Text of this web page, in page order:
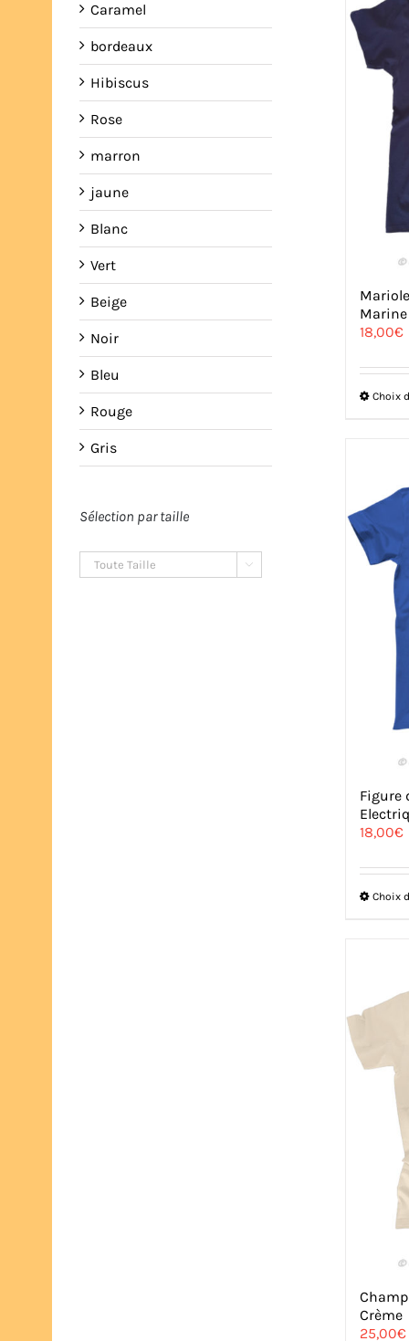
Marine
18,00€
Choix
Figure
18,00€
Choix
Crème
25,00€
Caramel
bordeaux
Hibiscus
Rose
marron
jaune
Blanc
Vert
Beige
Noir
Bleu
Rouge
Gris
Sélection par taille
